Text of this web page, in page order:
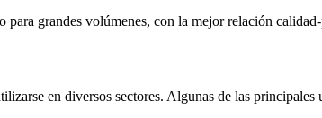
grandes volúmenes, con la mejor relación
en diversos sectores. Algunas de las principales